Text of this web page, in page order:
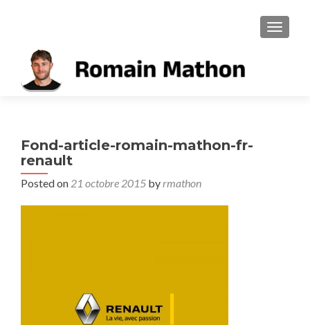
Fond-article-romain-mathon-fr-
renault
Posted on 21 octobre 2015 byrmathon